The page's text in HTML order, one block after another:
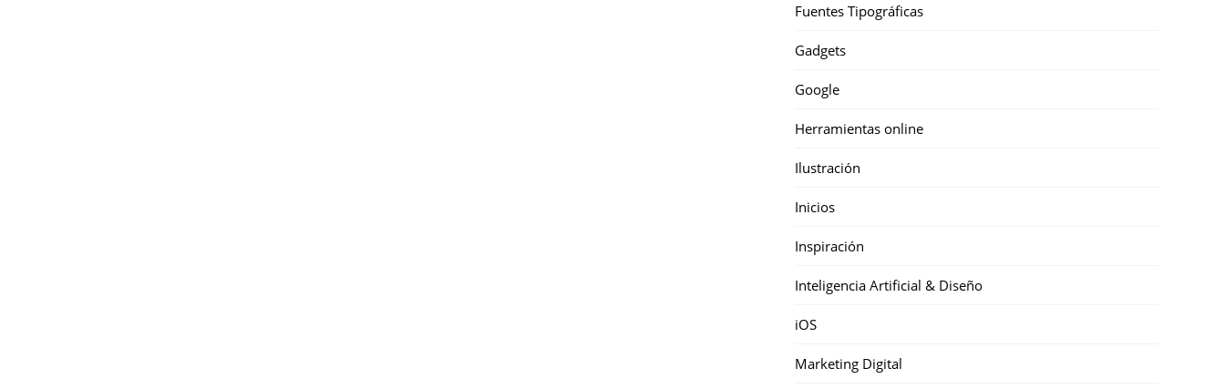
Fuentes Tipográficas
Gadgets
Google
Herramientas online
Ilustración
Inicios
Inspiración
Inteligencia Artificial & Diseño
iOS
Marketing Digital